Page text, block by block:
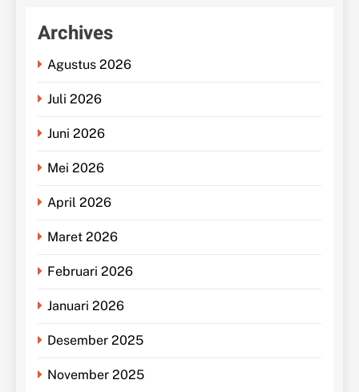
Archives
Agustus 2026
Juli 2026
Juni 2026
Mei 2026
April 2026
Maret 2026
Februari 2026
Januari 2026
Desember 2025
November 2025